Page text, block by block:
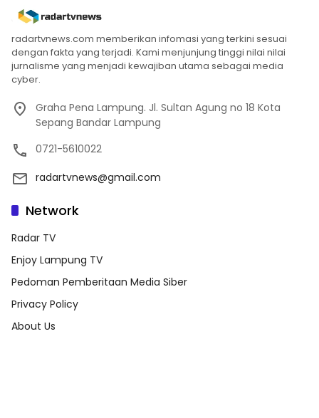
radartvnews.com memberikan infomasi yang terkini sesuai
dengan fakta yang terjadi. Kami menjunjung tinggi nilai nilai
jurnalisme yang menjadi kewajiban utama sebagai media
cyber.
Graha Pena Lampung. Jl. Sultan Agung no 18 Kota
Sepang Bandar Lampung
0721-5610022
radartvnews@gmail.com
Network
Radar TV
Enjoy Lampung TV
Pedoman Pemberitaan Media Siber
Privacy Policy
About Us